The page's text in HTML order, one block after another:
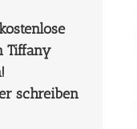
Tiffany
schreiben